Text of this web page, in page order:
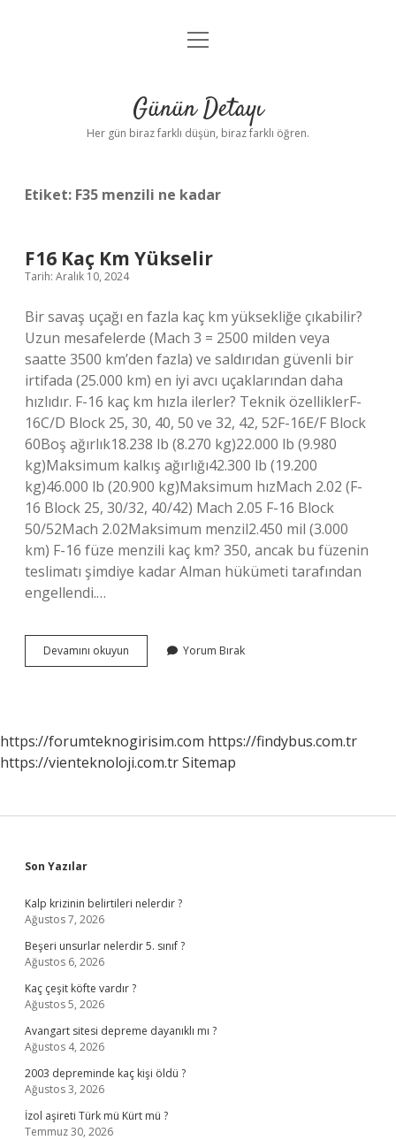
Anasayfa
Yasal Uyarı
menüyü
Günün Detayı
Her gün biraz farklı düşün, biraz farklı öğren.
Etiket: F35 menzili ne kadar
F16 Kaç Km Yükselir
Tarih: Aralık 10, 2024
Bir savaş uçağı en fazla kaç km yüksekliğe çıkabilir?
Uzun mesafelerde (Mach 3 = 2500 milden veya
saatte 3500 km’den fazla) ve saldırıdan güvenli bir
irtifada (25.000 km) en iyi avcı uçaklarından daha
hızlıdır. F-16 kaç km hızla ilerler? Teknik özelliklerF-
16C/D Block 25, 30, 40, 50 ve 32, 42, 52F-16E/F Block
60Boş ağırlık18.238 lb (8.270 kg)22.000 lb (9.980
kg)Maksimum kalkış ağırlığı42.300 lb (19.200
kg)46.000 lb (20.900 kg)Maksimum hızMach 2.02 (F-
16 Block 25, 30/32, 40/42) Mach 2.05 F-16 Block
50/52Mach 2.02Maksimum menzil2.450 mil (3.000
km) F-16 füze menzili kaç km? 350, ancak bu füzenin
teslimatı şimdiye kadar Alman hükümeti tarafından
engellendi.…
Devamını okuyun
Kaç
Yorum Bırak
https://forumteknogirisim.com https://findybus.com.tr
https://vienteknoloji.com.trSitemap
Sidebar
Son Yazılar
Kalp krizinin belirtileri nelerdir ?
Ağustos 7, 2026
Beşeri unsurlar nelerdir 5. sınıf ?
Ağustos 6, 2026
Kaç çeşit köfte vardır ?
Ağustos 5, 2026
Avangart sitesi depreme dayanıklı mı ?
Ağustos 4, 2026
2003 depreminde kaç kişi öldü ?
Ağustos 3, 2026
İzol aşireti Türk mü Kürt mü ?
Temmuz 30, 2026